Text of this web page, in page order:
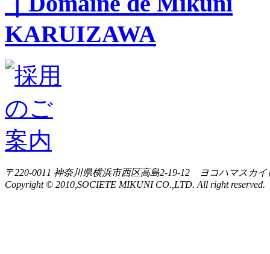
〒220-0011 神奈川県横浜市西区高島2-19-12 ヨコハマスカイ
Copyright © 2010,SOCIETE MIKUNI CO.,LTD. All right reserved.